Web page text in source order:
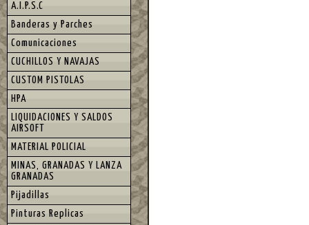
A.I.P.S.C
Banderas y Parches
Comunicaciones
CUCHILLOS Y NAVAJAS
CUSTOM PISTOLAS
HPA
LIQUIDACIONES Y SALDOS
AIRSOFT
MATERIAL POLICIAL
MINAS, GRANADAS Y LANZA
GRANADAS
Pijadillas
Pinturas Replicas